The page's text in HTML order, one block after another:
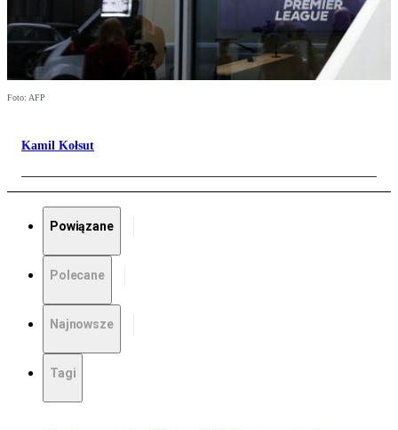
Foto: AFP
Kamil Kołsut
Powiązane
Polecane
Najnowsze
Tagi